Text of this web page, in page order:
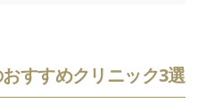
おすすめクリニック3選